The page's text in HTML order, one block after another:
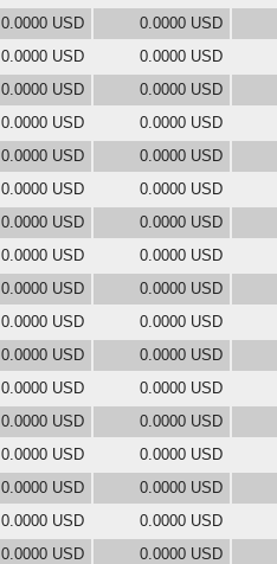
0.0000 USD 0.0000 USD
0.0000 USD 0.0000 USD
0.0000 USD 0.0000 USD
0.0000 USD 0.0000 USD
0.0000 USD 0.0000 USD
0.0000 USD 0.0000 USD
0.0000 USD 0.0000 USD
0.0000 USD 0.0000 USD
0.0000 USD 0.0000 USD
0.0000 USD 0.0000 USD
0.0000 USD 0.0000 USD
0.0000 USD 0.0000 USD
0.0000 USD 0.0000 USD
0.0000 USD 0.0000 USD
0.0000 USD 0.0000 USD
0.0000 USD 0.0000 USD
0.0000 USD 0.0000 USD